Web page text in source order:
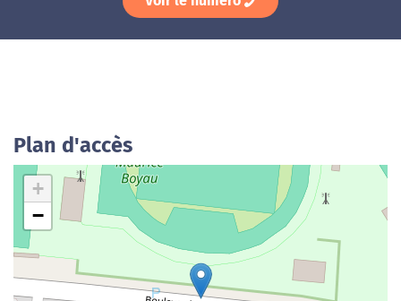
Plan d'accès
+
−